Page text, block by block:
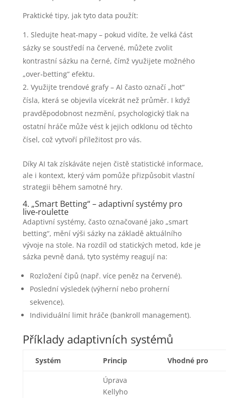
Praktické tipy, jak tyto data použít:
Sledujte heat‑mapy – pokud vidíte, že velká část
sázky se soustředí na červené, můžete zvolit
kontrastní sázku na černé, čímž využijete možného
„over‑betting“ efektu.
Využijte trendové grafy – AI často označí „hot“
čísla, která se objevila vícekrát než průměr. I když
pravděpodobnost nezmění, psychologický tlak na
ostatní hráče může vést k jejich odklonu od těchto
čísel, což vytvoří příležitost pro vás.
Díky AI tak získáváte nejen čistě statistické informace,
ale i kontext, který vám pomůže přizpůsobit vlastní
strategii během samotné hry.
4. „Smart Betting“ – adaptivní systémy pro
live‑roulette
Adaptivní systémy, často označované jako „smart
betting“, mění výši sázky na základě aktuálního
vývoje na stole. Na rozdíl od statických metod, kde je
sázka pevně daná, tyto systémy reagují na:
Rozložení čipů (např. více peněz na červené).
Poslední výsledek (výherní nebo proherní
sekvence).
Individuální limit hráče (bankroll management).
Příklady adaptivních systémů
Systém Princip Vhodné pro
Úprava
Kellyho